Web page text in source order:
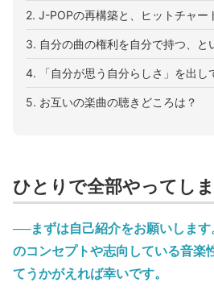
2. J-POPの再構築と、ヒットチャー
3. 自分の曲の権利を自分で持つ、と
4. 「自分が思う自分らしさ」を出し
5. お互いの楽曲の聴きどころは？
ひとりで全部やってし
──まずは自己紹介をお願いしま
のコンセプトや志向している音楽
てうかがえれば幸いです。